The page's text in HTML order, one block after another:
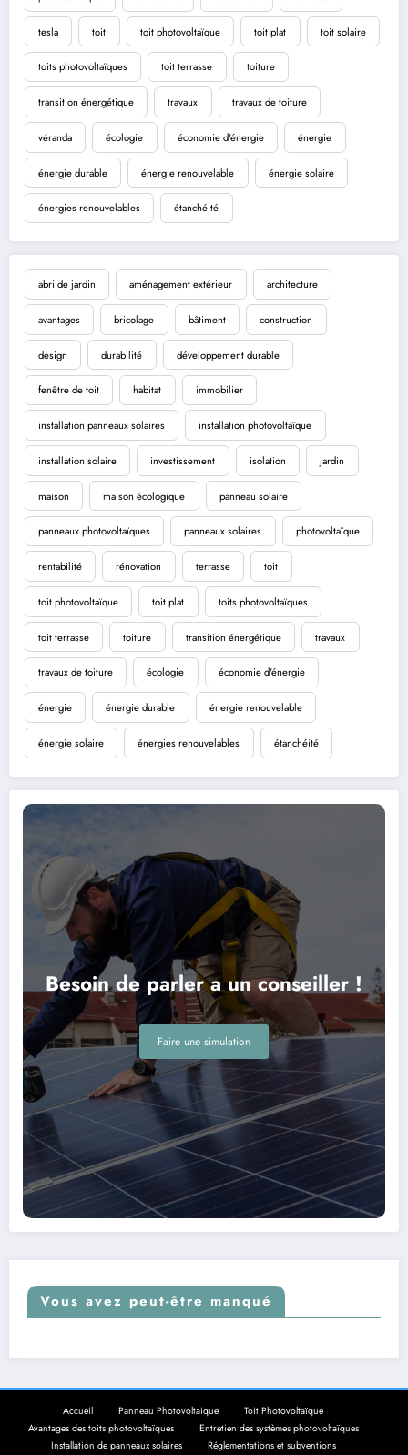
tesla toit toit photovoltaïque toit plat toit solaire
toits photovoltaïques toit terrasse toiture
transition énergétique travaux travaux de toiture
véranda écologie économie d'énergie énergie
énergie durable énergie renouvelable énergie solaire
énergies renouvelables étanchéité
abri de jardin aménagement extérieur architecture
avantages bricolage bâtiment construction
design durabilité développement durable
fenêtre de toit habitat immobilier
installation panneaux solaires installation photovoltaïque
installation solaire investissement isolation jardin
maison maison écologique panneau solaire
panneaux photovoltaïques panneaux solaires photovoltaïque
rentabilité rénovation terrasse toit
toit photovoltaïque toit plat toits photovoltaïques
toit terrasse toiture transition énergétique travaux
travaux de toiture écologie économie d'énergie
énergie énergie durable énergie renouvelable
énergie solaire énergies renouvelables étanchéité
Besoin de parler a un conseiller !
Faire une simulation
Vous avez peut-être manqué
Accueil Panneau Photovoltaique
Toit Photovoltaïque
Avantages des toits photovoltaïques
Entretien des systèmes photovoltaïques
Installation de panneaux solaires
Réglementations et subventions